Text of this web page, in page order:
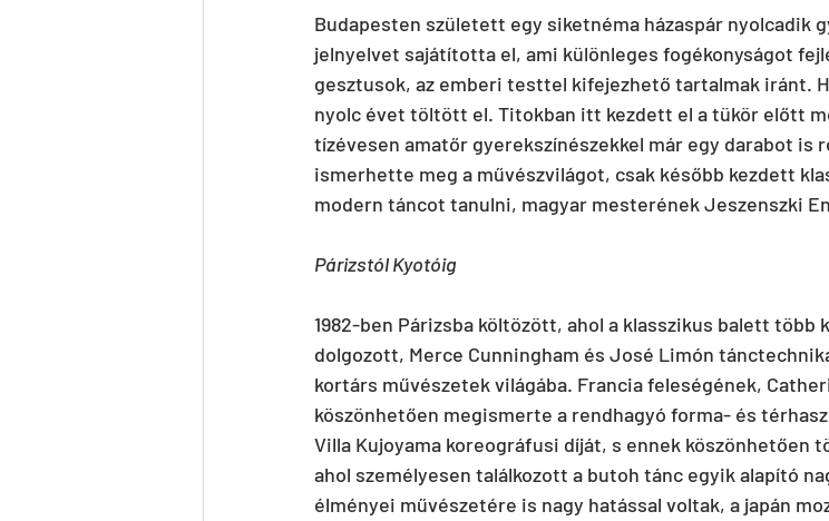
Budapesten született egy siketnéma házaspár nyolcadik
jelnyelvet sajátította el, ami különleges fogékonyságot
gesztusok, az emberi testtel kifejezhető tartalmak iránt.
nyolc évet töltött el. Titokban itt kezdett el a tükör előtt
tízévesen amatőr gyerekszínészekkel már egy darabot is
ismerhette meg a művészvilágot, csak később kezdett
modern táncot tanulni, magyar mesterének Jeszenszki
Párizstól Kyotóig
1982-ben Párizsba költözött, ahol a klasszikus balett több
dolgozott, Merce Cunningham és José Limón
kortárs művészetek világába. Francia feleségének,
köszönhetően megismerte a rendhagyó forma- és
Villa Kujoyama koreográfusi díját, s ennek
ahol személyesen találkozott a butoh tánc egyik alapító
élményei művészetére is nagy hatással voltak, a japán